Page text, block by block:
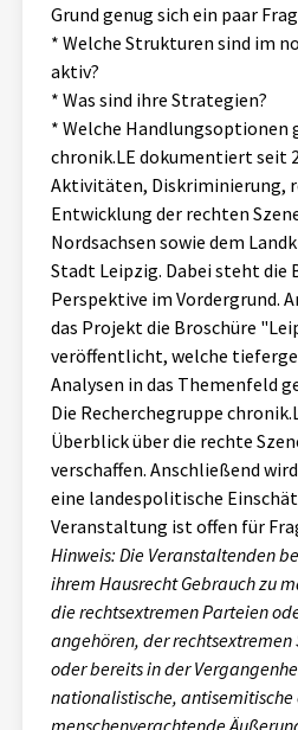
Pressemitteilungen
Podcasts
Projektbeschreibung
Kontakt
Unterstützer_innen
Spenden
chronik.LE in der Presse
Grund genug sich ein paar
* Welche Strukturen sind im
aktiv?
* Was sind ihre Strategien?
* Welche Handlungsoptionen
chronik.LE dokumentiert seit
Aktivitäten, Diskriminierung,
Entwicklung der rechten
Nordsachsen sowie dem
Stadt Leipzig. Dabei steht die
Perspektive im Vordergrund.
das Projekt die Broschüre
veröffentlicht, welche
Analysen in das Themenfeld
Die Recherchegruppe
Überblick über die rechte
verschaffen. Anschließend
eine landespolitische
Veranstaltung ist offen für
Hinweis: Die Veranstaltenden
ihrem Hausrecht Gebrauch zu
die rechtsextremen Parteien
angehören, der rechtsextremen
oder bereits in der
nationalistische, antisemitische
menschenverachtende